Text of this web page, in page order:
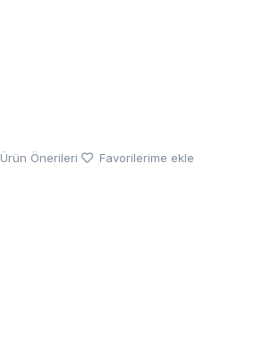
Ürün Önerileri
Favorilerime ekle